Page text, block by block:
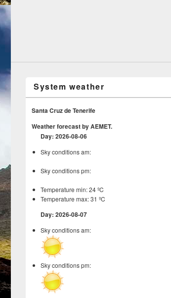
System weather
Santa Cruz de Tenerife
Weather forecast by AEMET.
Day: 2026-08-06
Sky conditions am:
Sky conditions pm:
Temperature min: 24 ºC
Temperature max: 31 ºC
Day: 2026-08-07
Sky conditions am:
Sky conditions pm: